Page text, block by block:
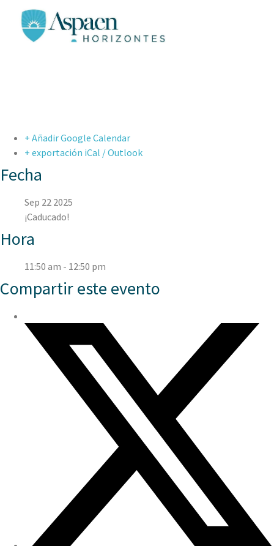
+ Añadir Google Calendar
+ exportación iCal / Outlook
Fecha
Sep 22 2025
¡Caducado!
Hora
11:50 am - 12:50 pm
Compartir este evento